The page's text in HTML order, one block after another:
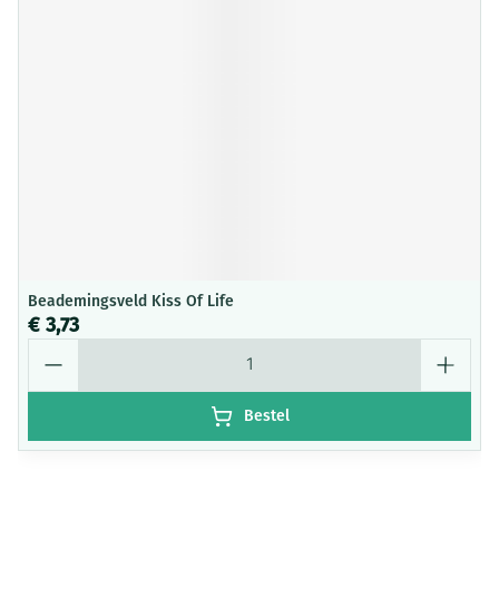
Beademingsveld Kiss Of Life
€ 3,73
Bestel